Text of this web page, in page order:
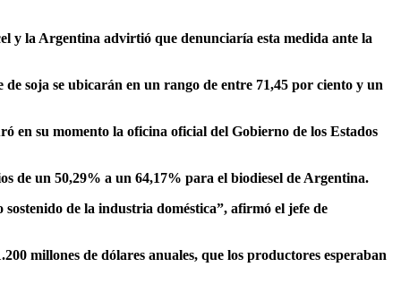
y la Argentina advirtió que denunciaría esta medida ante la
soja se ubicarán en un rango de entre 71,45 por ciento y un
en su momento la oficina oficial del Gobierno de los Estados
de un 50,29% a un 64,17% para el biodiesel de Argentina.
sostenido de la industria doméstica”, afirmó el jefe de
millones de dólares anuales, que los productores esperaban